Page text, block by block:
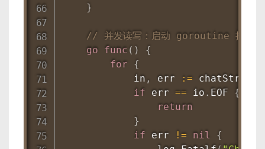
}
// 并发读写：启动 goroutine 接收服
go
func ( )
{
for
{
            in
, err := chatStream
if err == io . EOF {
return
}
if err != nil
{